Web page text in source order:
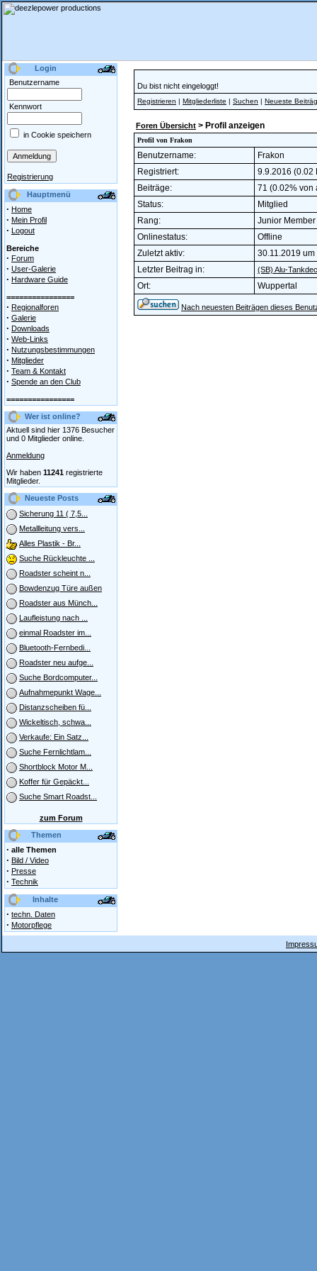
Login
Benutzername
Kennwort
in Cookie speichern
Registrierung
Hauptmenü
· Home
· Mein Profil
· Logout
Bereiche
· Forum
· User-Galerie
· Hardware Guide
================
· Regionalforen
· Galerie
· Downloads
· Web-Links
· Nutzungsbestimmungen
· Mitglieder
· Team & Kontakt
· Spende an den Club
================
Wer ist online?
Aktuell sind hier 1376 Besucher
und 0 Mitglieder online.
Anmeldung
Wir haben 11241 registrierte
Mitglieder.
Neueste Posts
Sicherung 11 ( 7,5...
Metallleitung vers...
Alles Plastik - Br...
Suche Rückleuchte ...
Roadster scheint n...
Bowdenzug Türe außen
Roadster aus Münch...
Laufleistung nach ...
einmal Roadster im...
Bluetooth-Fernbedi...
Roadster neu aufge...
Suche Bordcomputer...
Aufnahmepunkt Wage...
Distanzscheiben fü...
Wickeltisch, schwa...
Verkaufe: Ein Satz...
Suche Fernlichtlam...
Shortblock Motor M...
Koffer für Gepäckt...
Suche Smart Roadst...
zum Forum
Themen
· alle Themen
· Bild / Video
· Presse
· Technik
Inhalte
· techn. Daten
· Motorpflege
Du bist nicht eingeloggt!
Registrieren | Mitgliederliste | Suchen | Neueste
Foren Übersicht > Profil anzeigen
Profil von Frakon
Benutzername:
Frakon
Registriert:
9.9.2016 (0.02
Beiträge:
71 (0.02% von
Status:
Mitglied
Rang:
Junior Member
Onlinestatus:
Offline
Zuletzt aktiv:
30.11.2019 um
Letzter Beitrag in:
(SB) Alu-
Ort: Wuppertal
Nach neuesten Beiträgen dieses